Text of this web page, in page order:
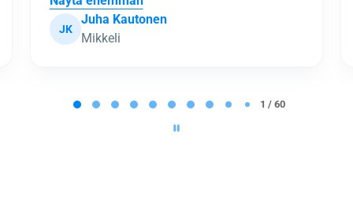
LN
Lea Nurmijoki
Tammela
2 / 60